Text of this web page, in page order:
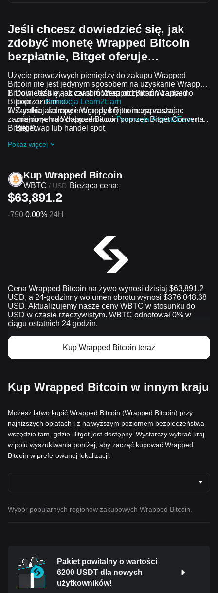
Jeśli chcesz dowiedzieć się, jak
zdobyć monetę Wrapped Bitcoin
bezpłatnie, Bitget oferuje…
Użycie prawdziwych pieniędzy do zakupu Wrapped
Bitcoin nie jest jedynym sposobem na uzyskanie Wrapped
Bitcoin. Jeśli masz czas, możesz otrzymać Wrapped
Bitcoin za darmo.
Dowiedz się, jak zarobić Wrapped Bitcoin za darmo
poprzezPromocja Learn2Earn
Zarabiaj darmowe Wrapped Bitcoin, zapraszając
znajomych do dołączenia doPromocja Assist2Earnna
Bitget.
dołączając do
Wszystkie airdropy i nagrody krypto mogą zostać
zamienione na Wrapped Bitcoin poprzez Bitget Convert,
Bitget Swap lub handel spot.
Pokaż więcej
Kup Wrapped Bitcoin
WBTC / USD Bieżąca cena:
$63,891.2
-790 0.00% 24H
Cena Wrapped Bitcoin na żywo wynosi dzisiaj $63,891.2
USD, a 24-godzinny wolumen obrotu wynosi $376,048.38
USD. Aktualizujemy nasze ceny WBTC w stosunku do
USD w czasie rzeczywistym. WBTC odnotował 0% w
ciągu ostatnich 24 godzin.
Kup Wrapped Bitcoin teraz
Kup Wrapped Bitcoin w innym kraju
Możesz łatwo kupić Wrapped Bitcoin (Wrapped Bitcoin) przy
najniższych opłatach i z najwyższym poziomem bezpieczeństwa
wszędzie tam, gdzie Bitget jest dostępny. Wystarczy wybrać kraj
w polu wyszukiwania poniżej, aby zacząć kupować Wrapped
Bitcoin w preferowanej lokalizacji:
Wybór popularnych regionów zakupowych Wrapped Bitcoin.
Pakiet powitalny o wartości
6200 USDT dla nowych
użytkowników!